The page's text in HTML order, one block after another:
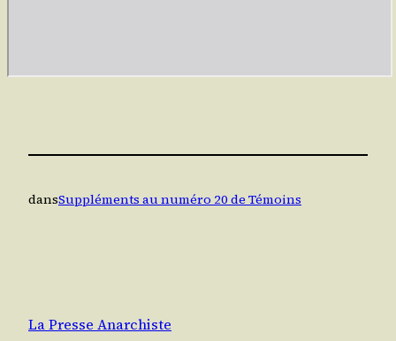
dansSuppléments au numéro 20 de Témoins
La Presse Anarchiste